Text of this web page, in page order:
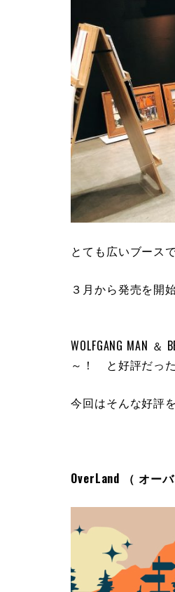
とても広いブース
３月から発売を開
WOLFGANG MAN
～！ と好評だった
今回はそんな好評
OverLand （ オー